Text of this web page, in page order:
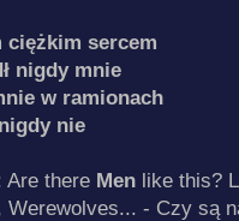
ciężkim sercem
nigdy mnie
w ramionach
nie
Are there Men like this?
Werewolves... - Czy są